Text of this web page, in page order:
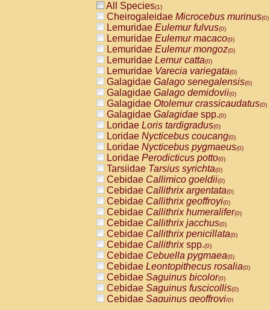
All Species(1)
Cheirogaleidae Microcebus murinus(0)
Lemuridae Eulemur fulvus(0)
Lemuridae Eulemur macaco(0)
Lemuridae Eulemur mongoz(0)
Lemuridae Lemur catta(0)
Lemuridae Varecia variegata(0)
Galagidae Galago senegalensis(0)
Galagidae Galago demidovii(0)
Galagidae Otolemur crassicaudatus(0)
Galagidae Galagidae spp.(0)
Loridae Loris tardigradus(0)
Loridae Nycticebus coucang(0)
Loridae Nycticebus pygmaeus(0)
Loridae Perodicticus potto(0)
Tarsiidae Tarsius syrichta(0)
Cebidae Callimico goeldii(0)
Cebidae Callithrix argentata(0)
Cebidae Callithrix geoffroyi(0)
Cebidae Callithrix humeralifer(0)
Cebidae Callithrix jacchus(0)
Cebidae Callithrix penicillata(0)
Cebidae Callithrixspp.(0)
Cebidae Cebuella pygmaea(0)
Cebidae Leontopithecus rosalia(0)
Cebidae Saguinus bicolor(0)
Cebidae Saguinus fuscicollis(0)
Cebidae Saguinus geoffroyi(0)